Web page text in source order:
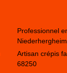
Professionnel
Artisan crépis
68250